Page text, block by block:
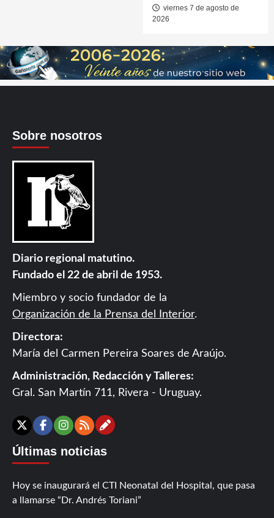
viernes 7 de agosto de
2026
Sobre nosotros
Diario regional matutino.
Fundado el 22 de abril de 1953.
Miembro y socio fundador de la
Organización de la Prensa del Interior.
Directora:
María del Carmen Pereira Soares de Araújo.
Administración, Redacción y Talleres:
Gral. San Martín 711, Rivera - Uruguay.
X Facebook
Instagram
RSSContáctanos
Últimas noticias
Hoy se inaugurará el CTI Neonatal del Hospital, que pasa
a llamarse “Dr. Andrés Toriani”